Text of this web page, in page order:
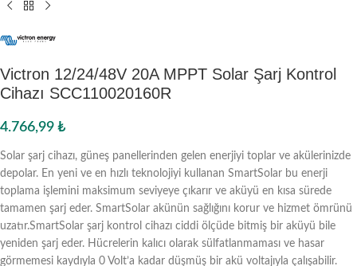
Victron 12/24/48V 20A MPPT Solar Şarj Kontrol
Cihazı SCC110020160R
4.766,99 ₺
Solar şarj cihazı, güneş panellerinden gelen enerjiyi toplar ve akülerinizde
depolar. En yeni ve en hızlı teknolojiyi kullanan SmartSolar bu enerji
toplama işlemini maksimum seviyeye çıkarır ve aküyü en kısa sürede
tamamen şarj eder. SmartSolar akünün sağlığını korur ve hizmet ömrünü
uzatır.SmartSolar şarj kontrol cihazı ciddi ölçüde bitmiş bir aküyü bile
yeniden şarj eder. Hücrelerin kalıcı olarak sülfatlanmaması ve hasar
görmemesi kaydıyla 0 Volt’a kadar düşmüş bir akü voltajıyla çalışabilir.